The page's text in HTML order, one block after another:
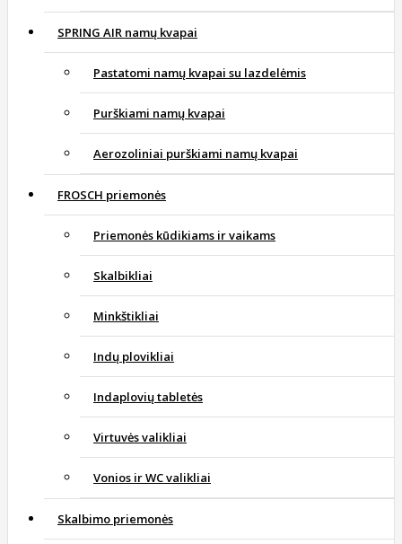
SPRING AIR namų kvapai
Pastatomi namų kvapai su lazdelėmis
Purškiami namų kvapai
Aerozoliniai purškiami namų kvapai
FROSCH priemonės
Priemonės kūdikiams ir vaikams
Skalbikliai
Minkštikliai
Indų plovikliai
Indaplovių tabletės
Virtuvės valikliai
Vonios ir WC valikliai
Skalbimo priemonės